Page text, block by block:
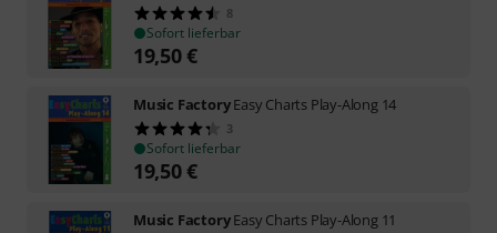
8
Sofort lieferbar
19,50€
Music FactoryEasy Charts Play-Along 14
3
Sofort lieferbar
19,50€
Music FactoryEasy Charts Play-Along 11